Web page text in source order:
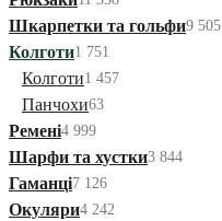
Шкарпетки та гольфи9 505
Колготи1 751
Колготи1 457
Панчохи63
Ремені4 999
Шарфи та хустки3 844
Гаманці7 126
Окуляри4 242